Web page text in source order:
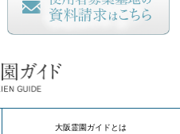
大阪霊園ガイドとは